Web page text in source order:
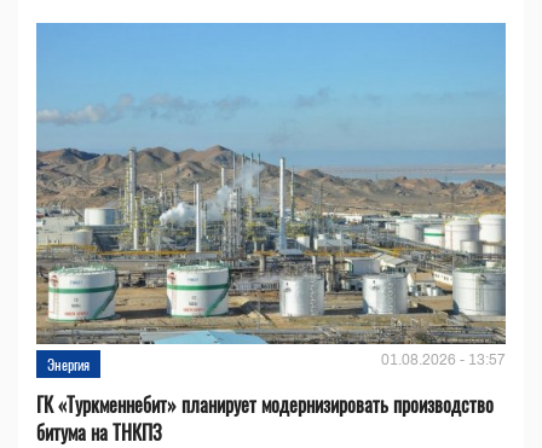
Энергия 01.08.2026 - 13:57
ГК «Туркменнебит» планирует модернизировать производство
битума на ТНКПЗ